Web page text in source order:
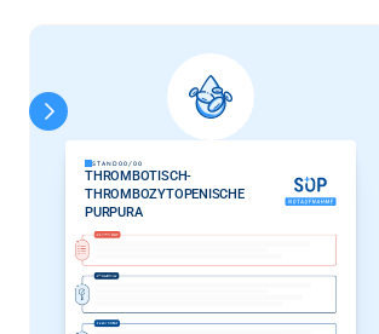
STAND00/00
THROMBOTISCH-
THROMBOZYTOPENISCHE
PURPURA